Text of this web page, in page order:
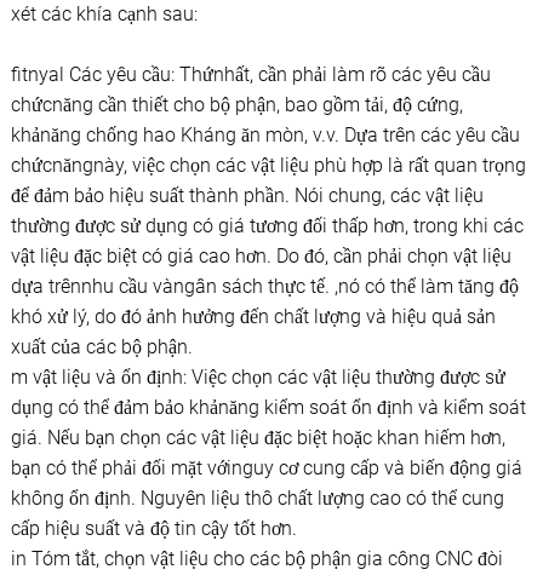
xét các khía cạnh sau:
fitnyal Các yêu cầu: Thứnhất, cần phải làm rõ các yêu cầu
chứcnăng cần thiết cho bộ phận, bao gồm tải, độ cứng,
khảnăng chống hao Kháng ăn mòn, v.v. Dựa trên các yêu cầu
chứcnăngnày, việc chọn các vật liệu phù hợp là rất quan trọng
để đảm bảo hiệu suất thành phần. Nói chung, các vật liệu
thường được sử dụng có giá tương đối thấp hơn, trong khi các
vật liệu đặc biệt có giá cao hơn. Do đó, cần phải chọn vật liệu
dựa trênnhu cầu vàngân sách thực tế. ,nó có thể làm tăng độ
khó xử lý, do đó ảnh hưởng đến chất lượng và hiệu quả sản
xuất của các bộ phận.
m vật liệu và ổn định: Việc chọn các vật liệu thường được sử
dụng có thể đảm bảo khảnăng kiểm soát ổn định và kiểm soát
giá. Nếu bạn chọn các vật liệu đặc biệt hoặc khan hiếm hơn,
bạn có thể phải đối mặt vớinguy cơ cung cấp và biến động giá
không ổn định. Nguyên liệu thô chất lượng cao có thể cung
cấp hiệu suất và độ tin cậy tốt hơn.
in Tóm tắt, chọn vật liệu cho các bộ phận gia công CNC đòi